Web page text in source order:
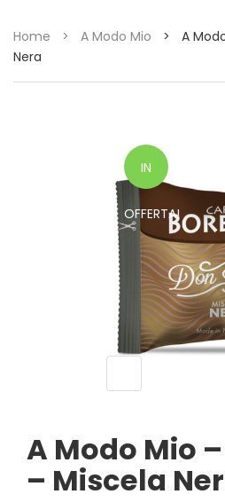
Home > A Modo Mio >
A
Nera
IN
OFFERTA!
A Modo Mio
– Miscela